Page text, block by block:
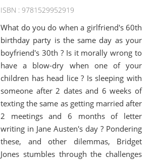
ISBN : 9781529952919
What do you do when a girlfriend's 60th
birthday party is the same day as your
boyfriend's 30th ? Is it morally wrong to
have a blow-dry when one of your
children has head lice ? Is sleeping with
someone after 2 dates and 6 weeks of
texting the same as getting married after
2 meetings and 6 months of letter
writing in Jane Austen's day ? Pondering
these, and other dilemmas, Bridget
Jones stumbles through the challenges